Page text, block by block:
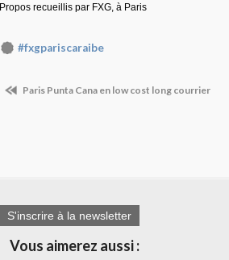
Propos recueillis par FXG, à Paris
#fxgpariscaraibe
Paris Punta Cana en low cost long courrier
S'inscrire à la newsletter
Vous aimerez aussi :